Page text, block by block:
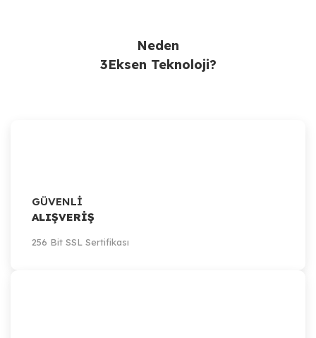
Neden
3Eksen Teknoloji?
GÜVENLİ
ALIŞVERİŞ
256 Bit SSL Sertifikası